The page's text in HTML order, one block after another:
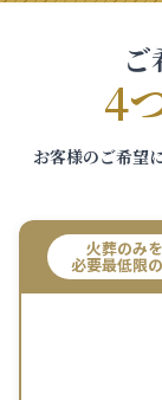
4
お客様のご希望
火葬のみ
必要最低限